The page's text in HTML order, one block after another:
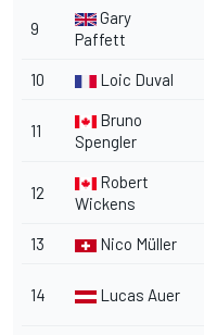
9
Gary
Paffett
10 Loic Duval
11
Bruno
Spengler
12
Robert
Wickens
13 Nico Müller
14 Lucas Auer